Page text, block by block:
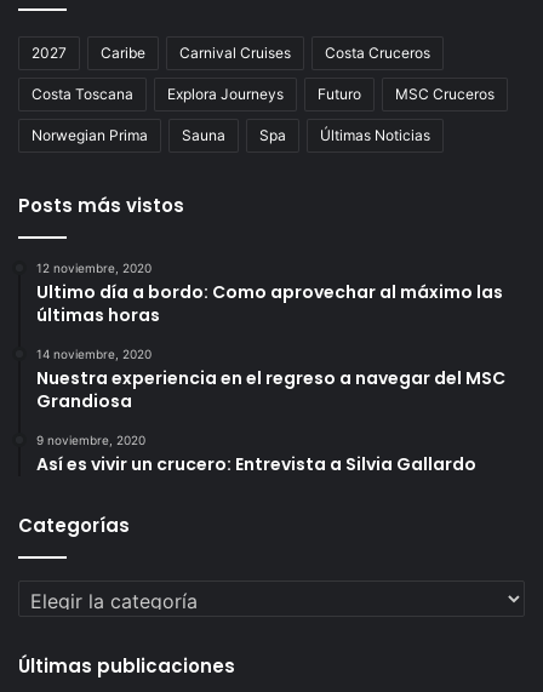
2027 Caribe Carnival Cruises Costa Cruceros
Costa Toscana Explora Journeys Futuro MSC Cruceros
Norwegian Prima Sauna Spa Últimas Noticias
Posts más vistos
12 noviembre, 2020
Ultimo día a bordo: Como aprovechar al máximo las
últimas horas
14 noviembre, 2020
Nuestra experiencia en el regreso a navegar del MSC
Grandiosa
9 noviembre, 2020
Así es vivir un crucero: Entrevista a Silvia Gallardo
Categorías
Categorías
Últimas publicaciones